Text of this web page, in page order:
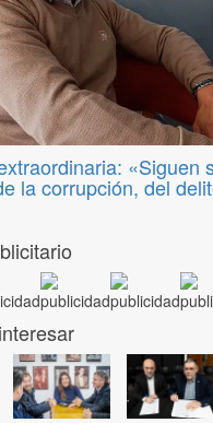
«Siguen
la corrupción, del